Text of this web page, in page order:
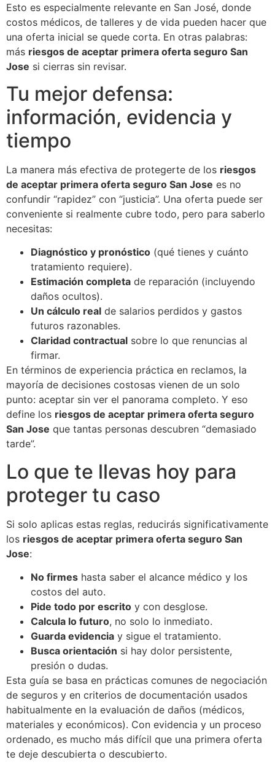
Esto es especialmente relevante en San José, donde
costos médicos, de talleres y de vida pueden hacer que
una oferta inicial se quede corta. En otras palabras:
más riesgos de aceptar primera oferta seguro San
Jose si cierras sin revisar.
Tu mejor defensa:
información, evidencia y
tiempo
La manera más efectiva de protegerte de los riesgos
de aceptar primera oferta seguro San Jose es no
confundir “rapidez” con “justicia”. Una oferta puede ser
conveniente si realmente cubre todo, pero para saberlo
necesitas:
Diagnóstico y pronóstico (qué tienes y cuánto
tratamiento requiere).
Estimación completa de reparación (incluyendo
daños ocultos).
Un cálculo real de salarios perdidos y gastos
futuros razonables.
Claridad contractual sobre lo que renuncias al
firmar.
En términos de experiencia práctica en reclamos, la
mayoría de decisiones costosas vienen de un solo
punto: aceptar sin ver el panorama completo. Y eso
define los riesgos de aceptar primera oferta seguro
San Jose que tantas personas descubren “demasiado
tarde”.
Lo que te llevas hoy para
proteger tu caso
Si solo aplicas estas reglas, reducirás significativamente
los riesgos de aceptar primera oferta seguro San
Jose:
No firmes hasta saber el alcance médico y los
costos del auto.
Pide todo por escrito y con desglose.
Calcula lo futuro, no solo lo inmediato.
Guarda evidencia y sigue el tratamiento.
Busca orientación si hay dolor persistente,
presión o dudas.
Esta guía se basa en prácticas comunes de negociación
de seguros y en criterios de documentación usados
habitualmente en la evaluación de daños (médicos,
materiales y económicos). Con evidencia y un proceso
ordenado, es mucho más difícil que una primera oferta
te deje descubierta o descubierto.